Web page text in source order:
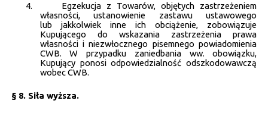
4.
Egzekucja z Towarów, objętych zastrzeżeniem
własności, ustanowienie zastawu ustawowego
lub jakkolwiek inne ich obciążenie, zobowiązuje
Kupującego do wskazania zastrzeżenia prawa
własności i niezwłocznego pisemnego powiadomienia
CWB. W przypadku zaniedbania ww. obowiązku,
Kupujący ponosi odpowiedzialność odszkodowawczą
wobec CWB.
§ 8. Siła wyższa.